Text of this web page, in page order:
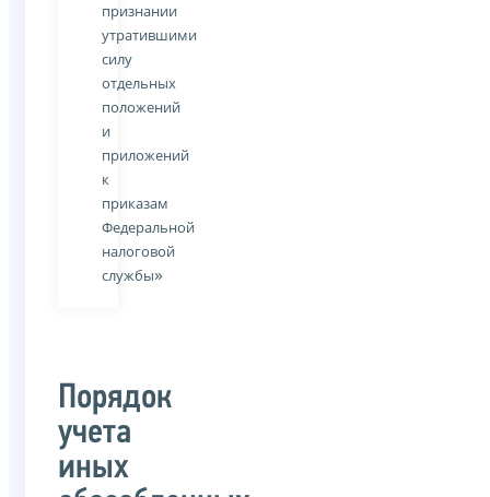
признании
утратившими
силу
отдельных
положений
и
приложений
к
приказам
Федеральной
налоговой
службы»
Порядок
учета
иных